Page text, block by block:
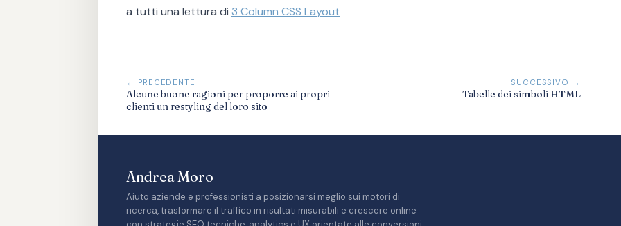
a tutti una lettura di 3 Column CSS Layout
← PRECEDENTE
Alcune buone ragioni per proporre ai propri
clienti un restyling del loro sito
SUCCESSIVO →
Tabelle dei simboli HTML
Andrea Moro
Aiuto aziende e professionisti a posizionarsi meglio sui motori di
ricerca, trasformare il traffico in risultati misurabili e crescere online